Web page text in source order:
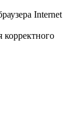
Internet
корректного